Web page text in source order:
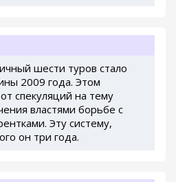
шести туров стало
2009 года. Этом
спекуляций на тему
властями борьбе с
Эту систему,
он три года.